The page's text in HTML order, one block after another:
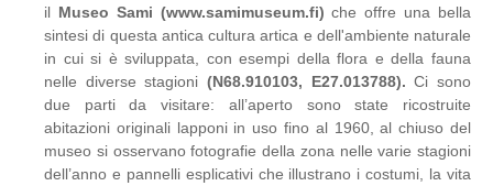
il Museo Sami (www.samimuseum.fi) che offre una bella
sintesi di questa antica cultura artica e dell'ambiente naturale
in cui si è sviluppata, con esempi della flora e della fauna
nelle diverse stagioni (N68.910103, E27.013788). Ci sono
due parti da visitare: all’aperto sono state ricostruite
abitazioni originali lapponi in uso fino al 1960, al chiuso del
museo si osservano fotografie della zona nelle varie stagioni
dell’anno e pannelli esplicativi che illustrano i costumi, la vita